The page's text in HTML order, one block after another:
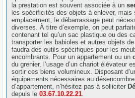
la prestation est souvent associée à un
les spécificités des objets à enlever, mais
emplacement, le débarrassage peut
diverses. À titre d’exemple, on peut
contenant tel qu’un sac plastique ou des
transporter les babioles et autres objets
faudra des outils spécifiques pour les
encombrants. Pour un appartement ou un
du grenier, l’usage d’un chariot élévateur
sortir ces biens volumineux. Disposant
équipements nécessaires au
d’appartement, n’hésitez pas à solliciter
depuis le03.67.10.22.21